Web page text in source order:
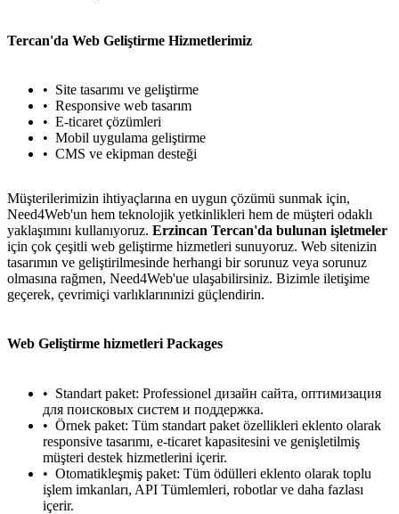
Tercan'da Web Geliştirme Hizmetlerimiz
Site tasarımı ve geliştirme
Responsive web tasarım
E-ticaret çözümleri
Mobil uygulama geliştirme
CMS ve ekipman desteği
Müşterilerimizin ihtiyaçlarına en uygun çözümü sunmak için,
Need4Web'un hem teknolojik yetkinlikleri hem de müşteri odaklı
yaklaşımını kullanıyoruz. Erzincan Tercan'da bulunan işletmeler
için çok çeşitli web geliştirme hizmetleri sunuyoruz. Web sitenizin
tasarımın ve geliştirilmesinde herhangi bir sorunuz veya sorunuz
olmasına rağmen, Need4Web'ue ulaşabilirsiniz. Bizimle iletişime
geçerek, çevrimiçi varlıklarınınizi güçlendirin.
Web Geliştirme hizmetleri Packages
Standart paket: Professionel дизайн сайта, оптимизация
для поисковых систем и поддержка.
Örnek paket: Tüm standart paket özellikleri eklento olarak
responsive tasarımı, e-ticaret kapasitesini ve genişletilmiş
müşteri destek hizmetlerini içerir.
Otomatikleşmiş paket: Tüm ödülleri eklento olarak toplu
işlem imkanları, API Tümlemleri, robotlar ve daha fazlası
içerir.